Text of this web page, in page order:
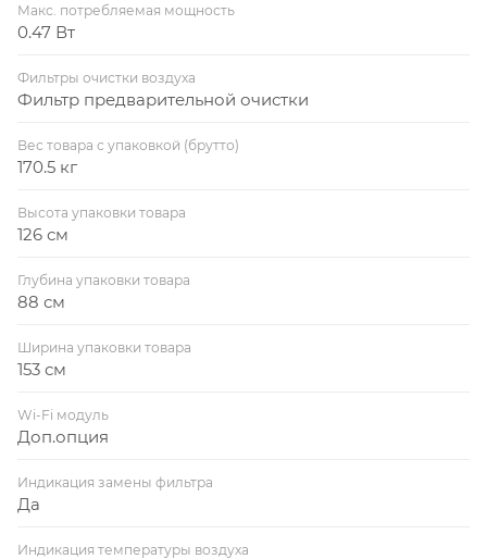
Макс. потребляемая мощность
0.47 Вт
Фильтры очистки воздуха
Фильтр предварительной очистки
Вес товара с упаковкой (брутто)
170.5 кг
Высота упаковки товара
126 см
Глубина упаковки товара
88 см
Ширина упаковки товара
153 см
Wi-Fi модуль
Доп.опция
Индикация замены фильтра
Да
Индикация температуры воздуха